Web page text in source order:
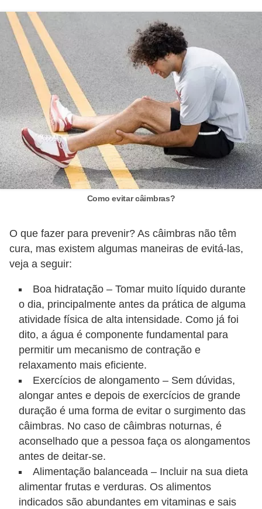
Como evitar câimbras?
O que fazer para prevenir? As câimbras não têm
cura, mas existem algumas maneiras de evitá-las,
veja a seguir:
Boa hidratação – Tomar muito líquido durante
o dia, principalmente antes da prática de alguma
atividade física de alta intensidade. Como já foi
dito, a água é componente fundamental para
permitir um mecanismo de contração e
relaxamento mais eficiente.
Exercícios de alongamento – Sem dúvidas,
alongar antes e depois de exercícios de grande
duração é uma forma de evitar o surgimento das
câimbras. No caso de câimbras noturnas, é
aconselhado que a pessoa faça os alongamentos
antes de deitar-se.
Alimentação balanceada – Incluir na sua dieta
alimentar frutas e verduras. Os alimentos
indicados são abundantes em vitaminas e sais